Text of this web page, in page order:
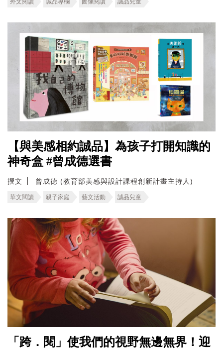
【與美感相約誠品】為孩子打開知識的
神奇盒 #曾成德選書
撰文 曾成德 (教育部美感與設計課程創新計畫主持人)
華文閱讀 親子家庭 藝文活動 誠品兒童
「跨．閱」使我們的視野無邊無界！迎